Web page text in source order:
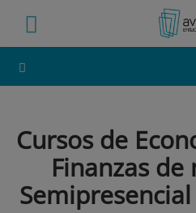
Cursos de
Finanzas